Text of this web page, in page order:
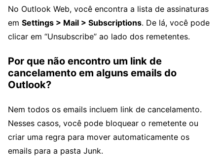
No Outlook Web, você encontra a lista de assinaturas
em Settings > Mail > Subscriptions. De lá, você pode
clicar em “Unsubscribe” ao lado dos remetentes.
Por que não encontro um link de
cancelamento em alguns emails do
Outlook?
Nem todos os emails incluem link de cancelamento.
Nesses casos, você pode bloquear o remetente ou
criar uma regra para mover automaticamente os
emails para a pasta Junk.